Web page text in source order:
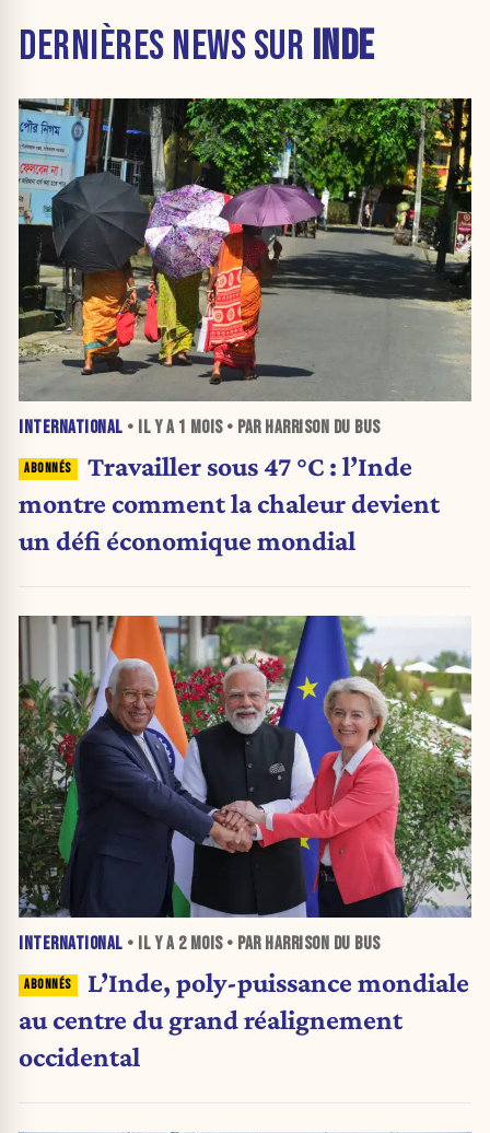
DERNIÈRES NEWS SUR INDE
INTERNATIONAL • IL Y A 1 MOIS• PAR HARRISON DU BUS
Travailler sous 47 °C : l’Inde
montre comment la chaleur devient
un défi économique mondial
INTERNATIONAL • IL Y A 2 MOIS• PAR HARRISON DU BUS
L’Inde, poly-puissance mondiale
au centre du grand réalignement
occidental